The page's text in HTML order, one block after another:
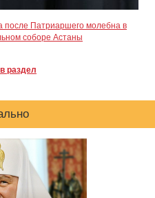
после Патриаршего молебна в
соборе Астаны
раздел